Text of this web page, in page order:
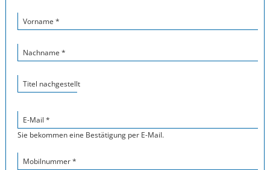
Vorname *
Nachname *
Titel nachgestellt
E-Mail *
Sie bekommen eine Bestätigung per E-Mail.
Mobilnummer *